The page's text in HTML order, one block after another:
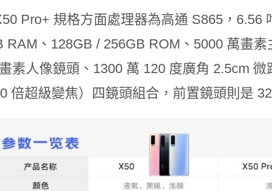
Pro+ 規格方面處理器為高通 S865，6.56
RAM、128GB / 256GB ROM、5000 萬畫
素人像鏡頭、1300 萬 120 度廣角 2.5cm
倍超級變焦）四鏡頭組合，前置鏡頭則是